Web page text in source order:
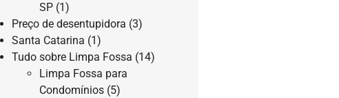
SP (1)
Preço de desentupidora (3)
Santa Catarina (1)
Tudo sobre Limpa Fossa (14)
Limpa Fossa para
Condomínios (5)